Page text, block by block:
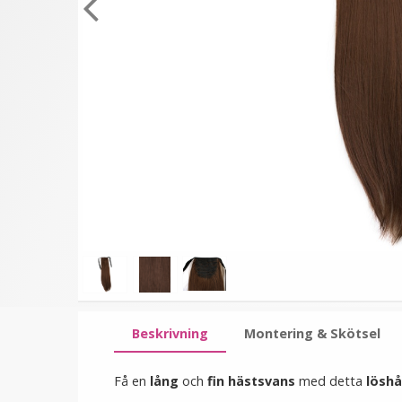
#BUG Vinröd -
lockig rosett syntetiskt
löshår
★
recensioner)
199 kr
LÄGG I VARUKORG
Beskrivning Montering & Skötsel
Få en lång och fin hästsvans med detta